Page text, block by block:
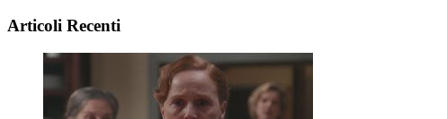
Articoli Recenti